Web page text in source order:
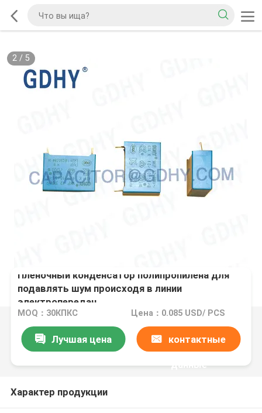
2/ 5
Пленочный конденсатор полипропилена для
подавлять шум происходя в линии
электропередач
MOQ：30КПКС Цена：0.085 USD/ PCS
Лучшая цена контактные
данные
Характер продукции